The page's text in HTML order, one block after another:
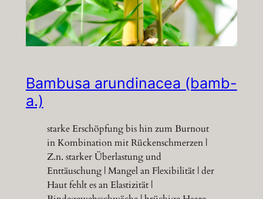
Bambusa arundinacea (bamb-
a.)
starke Erschöpfung bis hin zum Burnout
in Kombination mit Rückenschmerzen |
Z.n. starker Überlastung und
Enttäuschung | Mangel an Flexibilität | der
Haut fehlt es an Elastizität |